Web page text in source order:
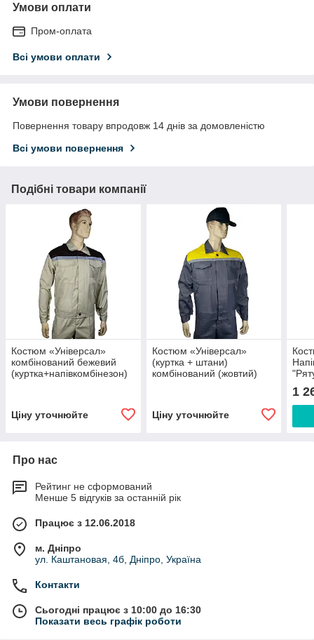
Умови оплати
Пром-оплата
Всі умови оплати
Умови повернення
Повернення товару впродовж 14 днів за домовленістю
Всі умови повернення
Подібні товари компанії
Костюм «Універсал»
комбінований бежевий
(куртка+напівкомбінезон)
Ціну уточнюйте
Костюм «Універсал»
(куртка + штани)
комбінований (жовтий)
Ціну уточнюйте
1
Про нас
Рейтинг не сформований
Менше 5 відгуків за останній рік
Працює з 12.06.2018
м. Дніпро
ул. Каштановая, 4б, Дніпро, Україна
Контакти
Сьогодні працює з 10:00 до 16:30
Показати весь графік роботи